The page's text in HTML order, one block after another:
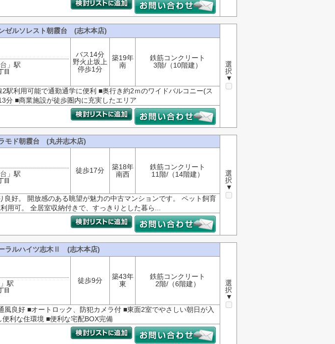
ゼルソレスト朝霞台 (志木本店)
選
択
▼
」駅
目
バス14分
野火止坂上
停歩1分
築19年
南
鉄筋コンクリート
3階/（10階建）
駅利用可能で通勤通学に便利 ■奥行き約2ｍのワイドバルコニー(ス
分 ■商業施設が徒歩圏内に充実したエリア
モド朝霞台 (丸井志木店)
選
択
▼
」駅
目
徒歩17分
築18年
南西
鉄筋コンクリート
11階/（14階建）
良好。 開放感のある眺望が魅力の中古マンションです。 ペット飼育
用可。 全居室収納付きで、すっきりとした暮ら...
ラルハイツ志木Ⅱ (志木本店)
選
択
▼
」駅
目
徒歩9分
築43年
東
鉄筋コンクリート
2階/（6階建）
風良好 ■オートロック、防犯カメラ付 ■東面2室でやさしい朝日が入
利な住環境 ■便利な宅配BOX完備